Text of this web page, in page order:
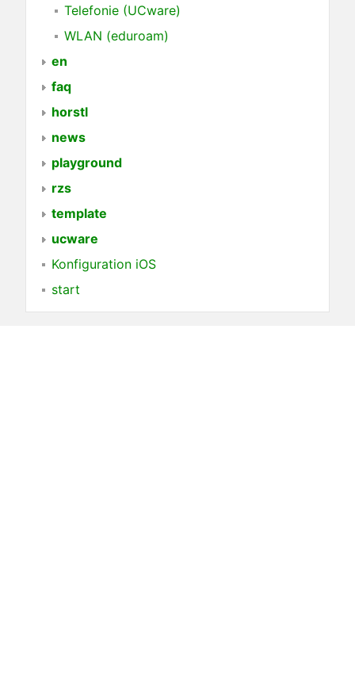
Telefonie (UCware)
WLAN (eduroam)
en
faq
horstl
news
playground
rzs
template
ucware
Konfiguration iOS
start